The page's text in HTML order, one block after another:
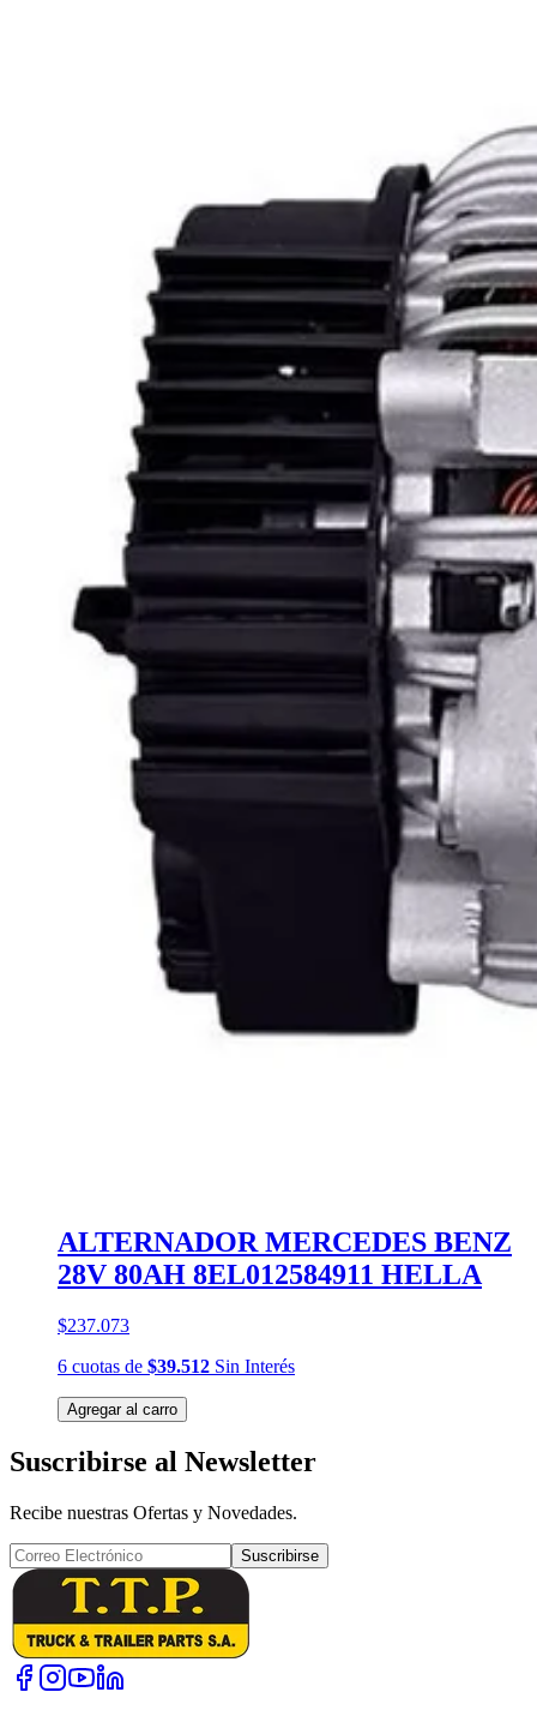
ALTERNADOR MERCEDES BENZ
28V 80AH 8EL012584911 HELLA
$237.073
6 cuotas de $39.512 Sin Interés
Agregar al carro
Suscribirse al Newsletter
Recibe nuestras Ofertas y Novedades.
Suscribirse